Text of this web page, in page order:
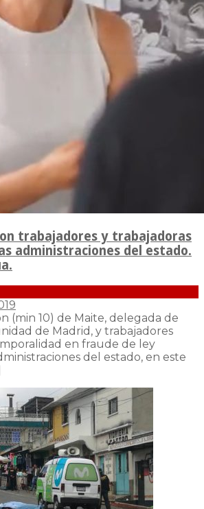
trabajadores y trabajadoras
administraciones del estado.
(min 10) de Maite, delegada de
de Madrid, y trabajadores
en fraude de ley
del estado, en este